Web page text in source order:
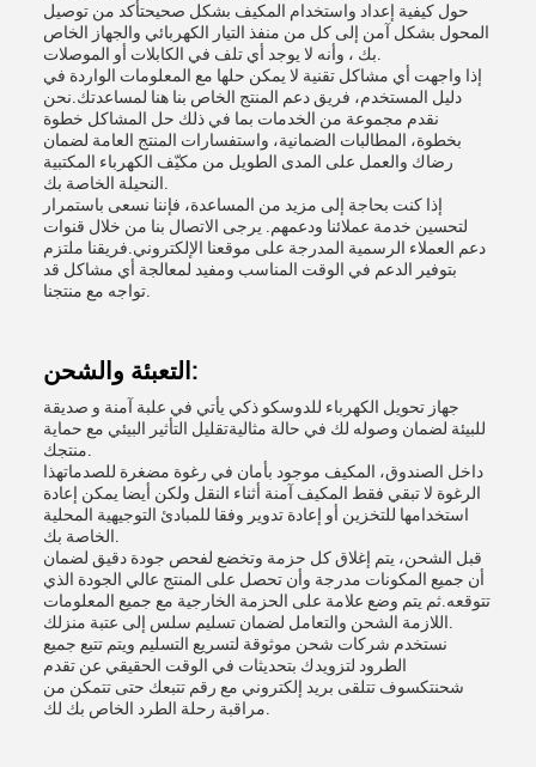
حول كيفية إعداد واستخدام المكيف بشكل صحيحتأكد من توصيل
المحول بشكل آمن إلى كل من منفذ التيار الكهربائي والجهاز الخاص
إذا واجهت أي مشاكل تقنية لا يمكن حلها مع المعلومات الواردة في
دليل المستخدم، فريق دعم المنتج الخاص بنا هنا لمساعدتك.نحن
نقدم مجموعة من الخدمات بما في ذلك حل المشاكل خطوة
بخطوة، المطالبات الضمانية، واستفسارات المنتج العامة لضمان
رضاك والعمل على المدى الطويل من مكيّف الكهرباء المكتبية
إذا كنت بحاجة إلى مزيد من المساعدة، فإننا نسعى باستمرار
لتحسين خدمة عملائنا ودعمهم. يرجى الاتصال بنا من خلال قنوات
دعم العملاء الرسمية المدرجة على موقعنا الإلكتروني.فريقنا ملتزم
بتوفير الدعم في الوقت المناسب ومفيد لمعالجة أي مشاكل قد
التعبئة والشحن:
جهاز تحويل الكهرباء للدوسكو ذكي يأتي في علبة آمنة و صديقة
للبيئة لضمان وصوله لك في حالة مثاليةتقليل التأثير البيئي مع حماية
داخل الصندوق، المكيف موجود بأمان في رغوة مضغرة للصدماتهذا
الرغوة لا تبقي فقط المكيف آمنة أثناء النقل ولكن أيضا يمكن إعادة
استخدامها للتخزين أو إعادة تدوير وفقا للمبادئ التوجيهية المحلية
قبل الشحن، يتم إغلاق كل حزمة وتخضع لفحص جودة دقيق لضمان
أن جميع المكونات مدرجة وأن تحصل على المنتج عالي الجودة الذي
تتوقعه.ثم يتم وضع علامة على الحزمة الخارجية مع جميع المعلومات
نستخدم شركات شحن موثوقة لتسريع التسليم ويتم تتبع جميع
الطرود لتزويدك بتحديثات في الوقت الحقيقي عن تقدم
شحنتكسوف تتلقى بريد إلكتروني مع رقم تتبعك حتى تتمكن من